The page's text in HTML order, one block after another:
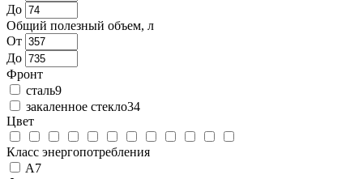
До
Общий полезный объем, л
От
До
Фронт
сталь9
закаленное стекло34
Цвет
Класс энергопотребления
A7